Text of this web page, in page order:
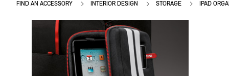
FIND AN ACCESSORY INTERIOR DESIGN STORAGE IPAD